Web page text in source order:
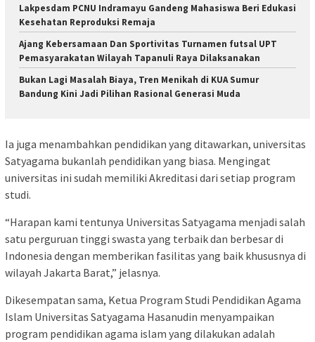
Lakpesdam PCNU Indramayu Gandeng Mahasiswa Beri Edukasi
Kesehatan Reproduksi Remaja
Ajang Kebersamaan Dan Sportivitas Turnamen futsal UPT
Pemasyarakatan Wilayah Tapanuli Raya Dilaksanakan
Bukan Lagi Masalah Biaya, Tren Menikah di KUA Sumur
Bandung Kini Jadi Pilihan Rasional Generasi Muda
Ia juga menambahkan pendidikan yang ditawarkan, universitas
Satyagama bukanlah pendidikan yang biasa. Mengingat
universitas ini sudah memiliki Akreditasi dari setiap program
studi.
“Harapan kami tentunya Universitas Satyagama menjadi salah
satu perguruan tinggi swasta yang terbaik dan berbesar di
Indonesia dengan memberikan fasilitas yang baik khususnya di
wilayah Jakarta Barat,” jelasnya.
Dikesempatan sama, Ketua Program Studi Pendidikan Agama
Islam Universitas Satyagama Hasanudin menyampaikan
program pendidikan agama islam yang dilakukan adalah